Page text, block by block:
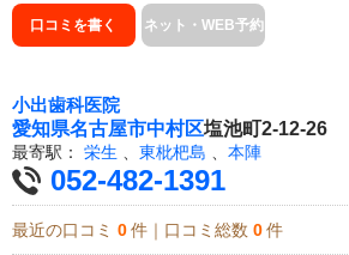
口コミを書く ネット・WEB予約
小出歯科医院
愛知県名古屋市中村区塩池町2-12-26
最寄駅： 栄生 東枇杷島 本陣
052-482-1391
最近の口コミ 0 件｜口コミ総数 0 件